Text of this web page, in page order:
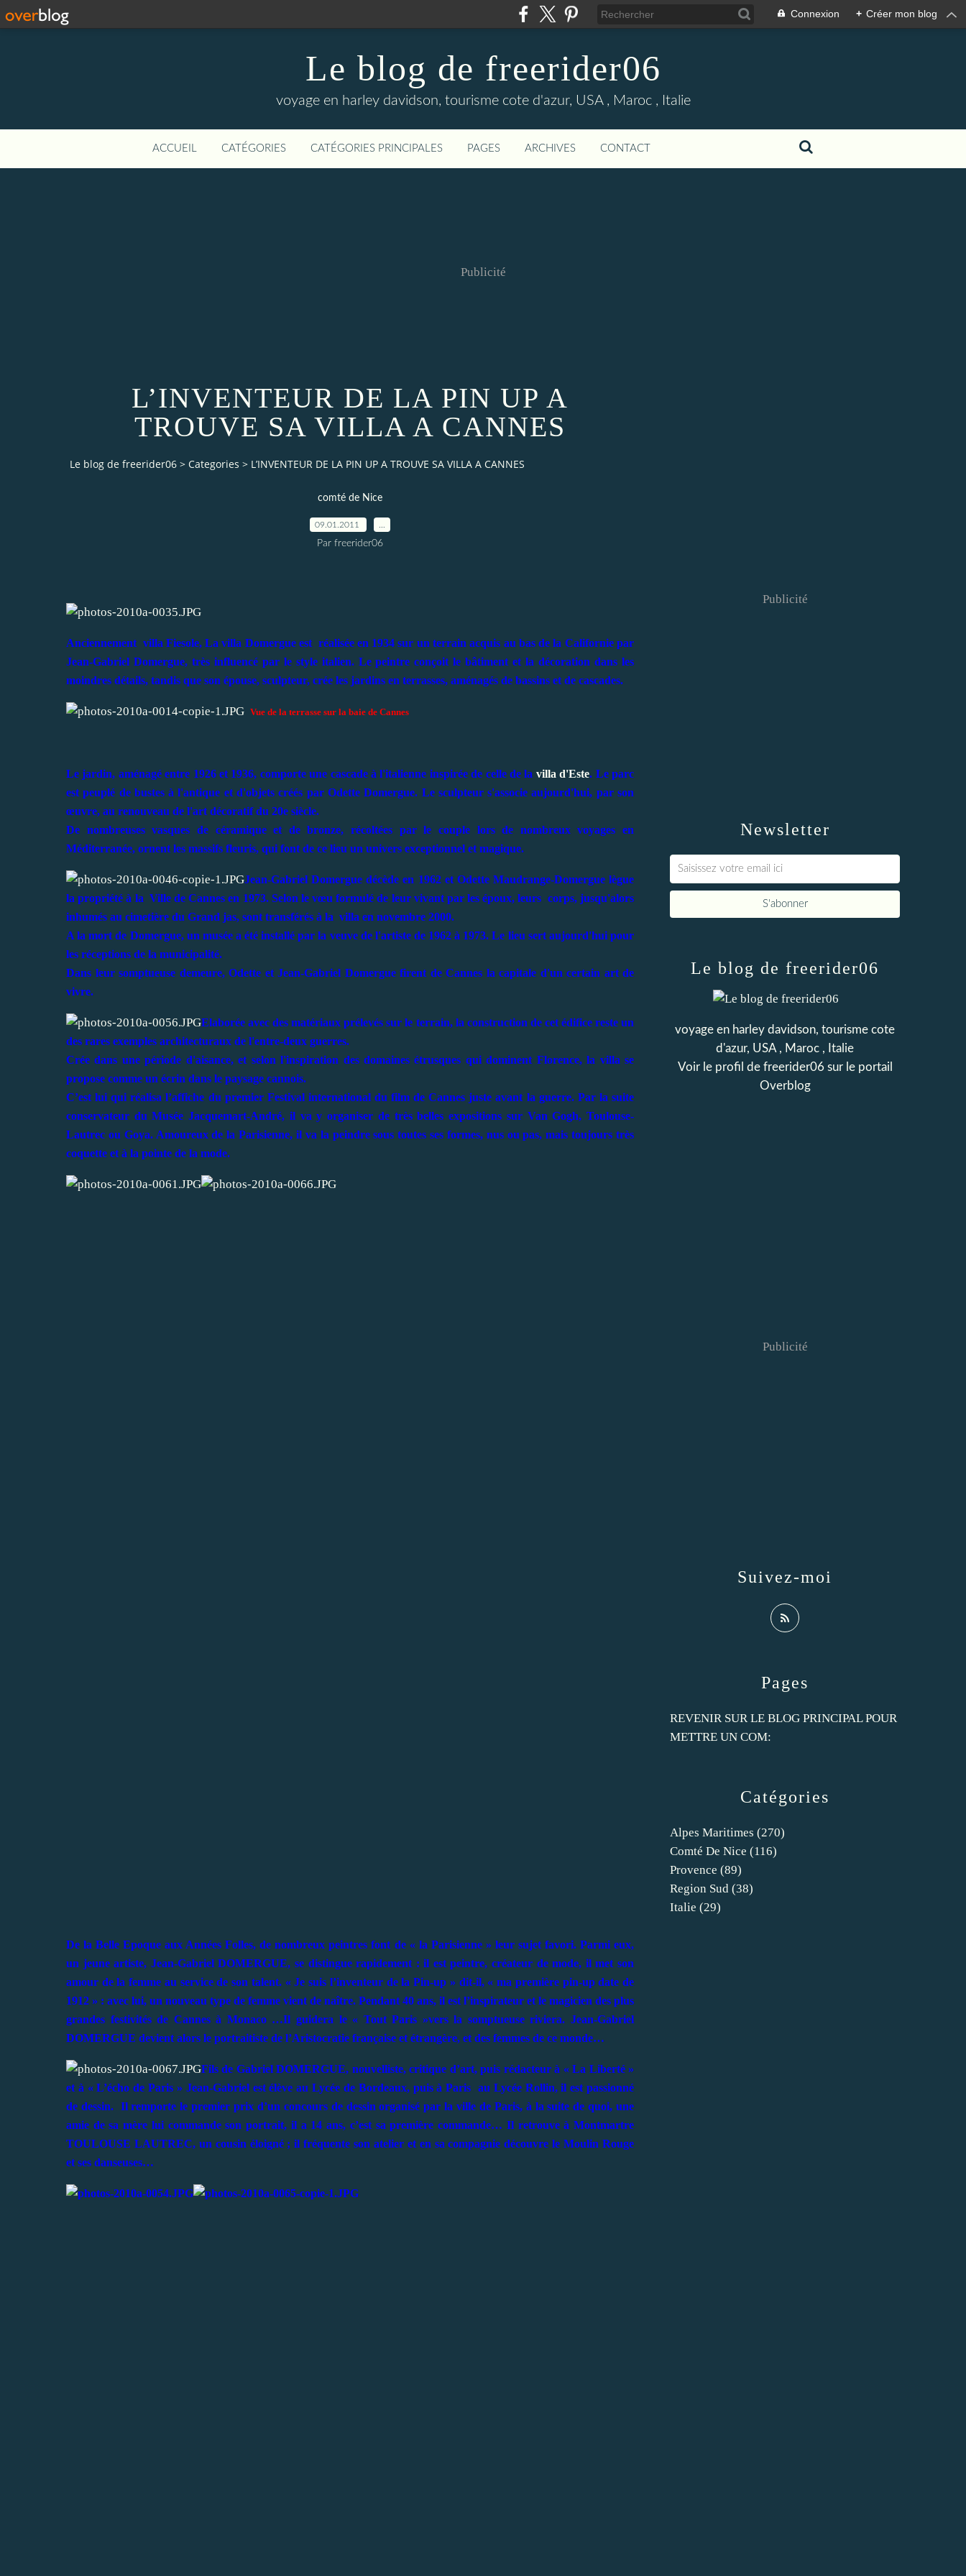
Connexion + Créer mon blog
Le blog de freerider06
voyage en harley davidson, tourisme cote d'azur, USA , Maroc , Italie
ACCUEIL CATÉGORIES CATÉGORIES PRINCIPALES PAGES ARCHIVES CONTACT
Publicité
L’INVENTEUR DE LA PIN UP A
TROUVE SA VILLA A CANNES
Le blog de freerider06 > Categories > L’INVENTEUR DE LA PIN UP A TROUVE SA VILLA A CANNES
comté de Nice
09.01.2011
Par freerider06
Anciennement villa Fiesole, La villa Domergue est réalisée en 1934 sur un terrain acquis au bas de la Californie par
Jean-Gabriel Domergue, très influencé par le style italien. Le peintre conçoit le bâtiment et la décoration dans les
moindres détails, tandis que son épouse, sculpteur, crée les jardins en terrasses, aménagés de bassins et de cascades.
Vue de la terrasse sur la baie de Cannes
Le jardin, aménagé entre 1926 et 1936, comporte une cascade à l'italienne inspirée de celle de la villa d'Este. Le parc
est peuplé de bustes à l'antique et d'objets créés par Odette Domergue. Le sculpteur s'associe aujourd'hui, par son
œuvre, au renouveau de l'art décoratif du 20e siècle.
De nombreuses vasques de céramique et de bronze, récoltées par le couple lors de nombreux voyages en
Méditerranée, ornent les massifs fleuris, qui font de ce lieu un univers exceptionnel et magique.
Jean-Gabriel Domergue décède en 1962 et Odette Maudrange-Domergue lègue
la propriété à la Ville de Cannes en 1973. Selon le vœu formulé de leur vivant par les époux, leurs corps, jusqu'alors
inhumés au cimetière du Grand jas, sont transférés à la villa en novembre 2000.
A la mort de Domergue, un musée a été installé par la veuve de l'artiste de 1962 à 1973. Le lieu sert aujourd'hui pour
les réceptions de la municipalité.
Dans leur somptueuse demeure, Odette et Jean-Gabriel Domergue firent de Cannes la capitale d'un certain art de
vivre.
Elaborée avec des matériaux prélevés sur le terrain, la construction de cet édifice reste un
des rares exemples architecturaux de l'entre-deux guerres.
Crée dans une période d'aisance, et selon l'inspiration des domaines étrusques qui dominent Florence, la villa se
propose comme un écrin dans le paysage cannois.
C’est lui qui réalisa l’affiche du premier Festival international du film de Cannes juste avant la guerre. Par la suite
conservateur du Musée Jacquemart-André, il va y organiser de très belles expositions sur Van Gogh, Toulouse-
Lautrec ou Goya. Amoureux de la Parisienne, il va la peindre sous toutes ses formes, nus ou pas, mais toujours très
coquette et à la pointe de la mode.
De la Belle Epoque aux Années Folles, de nombreux peintres font de « la Parisienne » leur sujet favori. Parmi eux,
un jeune artiste, Jean-Gabriel DOMERGUE, se distingue rapidement : il est peintre, créateur de mode, il met son
amour de la femme au service de son talent. « Je suis l’inventeur de la Pin-up » dit-il, « ma première pin-up date de
1912 » : avec lui, un nouveau type de femme vient de naître. Pendant 40 ans, il est l’inspirateur et le magicien des plus
grandes festivités de Cannes à Monaco …Il guidera le « Tout Paris »vers la somptueuse riviera. Jean-Gabriel
DOMERGUE devient alors le portraitiste de l’Aristocratie française et étrangère, et des femmes de ce monde…
Fils de Gabriel DOMERGUE, nouvelliste, critique d’art, puis rédacteur à « La Liberté »
et à « L’écho de Paris » Jean-Gabriel est élève au Lycée de Bordeaux, puis à Paris au Lycée Rollin, il est passionné
de dessin. Il remporte le premier prix d’un concours de dessin organisé par la ville de Paris, à la suite de quoi, une
amie de sa mère lui commande son portrait, il a 14 ans, c’est sa première commande… Il retrouve à Montmartre
TOULOUSE LAUTREC, un cousin éloigné ; il fréquente son atelier et en sa compagnie découvre le Moulin Rouge
et ses danseuses…
Newsletter
Publicité
Catégories
Alpes Maritimes (270)
Comté De Nice (116)
Provence (89)
Region Sud (38)
Italie (29)
Pages
REVENIR SUR LE BLOG PRINCIPAL POUR
METTRE UN COM:
Le blog de freerider06
voyage en harley davidson, tourisme cote
d'azur, USA , Maroc , Italie
Voir le profil de freerider06 sur le portail
Overblog
Suivez-moi
Publicité